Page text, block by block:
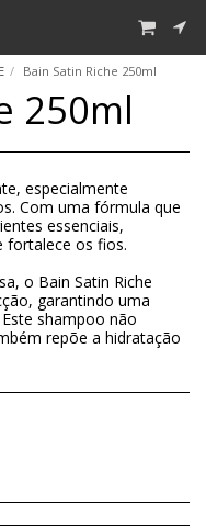
Bain Satin Riche 250ml
250ml
especialmente
Com uma fórmula que
essenciais,
fortalece os fios.
o Bain Satin Riche
garantindo uma
shampoo não
repõe a hidratação